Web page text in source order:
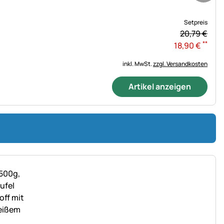
Setpreis
20,79€
18,90€ **
inkl. MwSt.zzgl. Versandkosten
Artikel anzeigen